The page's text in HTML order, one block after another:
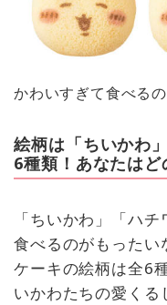
かわいすぎて食べる
絵柄は「ちいかわ
6種類！あなたはど
「ちいかわ」「ハ
食べるのがもったい
ケーキの絵柄は全6
いかわたちの愛く